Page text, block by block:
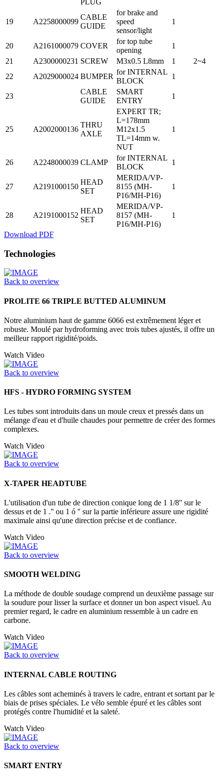
19 A2258000099
CABLE
GUIDE
for brake and
speed
sensor/light
1
20 A2161000079 COVER
for top tube
opening
1
21
A2300000231 SCREW M3x0.5 L8mm 1
2~4
22
A2029000024 BUMPER
for INTERNAL
BLOCK
1
23
CABLE
GUIDE
SMART
ENTRY
1
25 A2002000136
THRU
AXLE
EXPERT TR;
L=178mm
M12x1.5
TL=14mm w.
NUT
1
26 A2248000039 CLAMP
for INTERNAL
BLOCK
1
27 A2191000150
HEAD
SET
MERIDA/VP-
8155 (MH-
P16/MH-P16)
1
28 A2191000152
HEAD
SET
MERIDA/VP-
8157 (MH-
P16/MH-P16)
1
Download PDF
Technologies
Back to overview
PROLITE 66 TRIPLE BUTTED ALUMINUM
Notre aluminium haut de gamme 6066 est extrêmement léger et
robuste. Moulé par hydroforming avec trois tubes ajustés, il offre un
meilleur rapport rigidité/poids.
Watch Video
Back to overview
HFS - HYDRO FORMING SYSTEM
Les tubes sont introduits dans un moule creux et pressés dans un
mélange d'eau et d'huile chaudes pour permettre de créer des formes
complexes.
Watch Video
Back to overview
X-TAPER HEADTUBE
L'utilisation d'un tube de direction conique long de 1 1/8'' sur le
dessus et de 1 .'' ou 1 ó '' sur la partie inférieure assure une rigidité
maximale ainsi qu'une direction précise et de confiance.
Watch Video
Back to overview
SMOOTH WELDING
La méthode de double soudage comprend un deuxième passage sur
la soudure pour lisser la surface et donner un bon aspect visuel. Au
premier regard, le cadre en aluminium ressemble à un cadre en
carbone.
Watch Video
Back to overview
INTERNAL CABLE ROUTING
Les câbles sont acheminés à travers le cadre, entrant et sortant par le
biais de prises spéciales. Le vélo semble épuré et les câbles sont
protégés contre l'humidité et la saleté.
Watch Video
Back to overview
SMART ENTRY